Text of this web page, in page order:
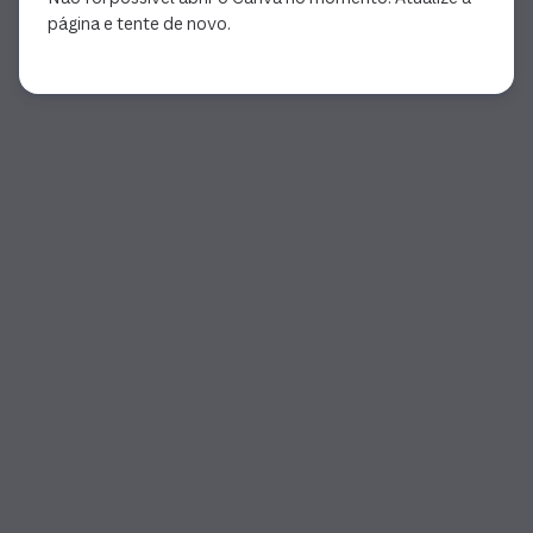
página e tente de novo.